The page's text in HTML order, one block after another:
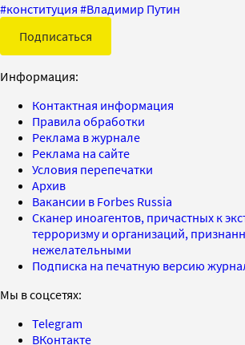
#конституция #Владимир Путин
Подписаться
Информация:
Контактная информация
Правила обработки
Реклама в журнале
Реклама на сайте
Условия перепечатки
Архив
Вакансии в Forbes Russia
Сканер иноагентов, причастных к
терроризму и организаций,
нежелательными
Подписка на печатную версию
Мы в соцсетях:
Telegram
ВКонтакте